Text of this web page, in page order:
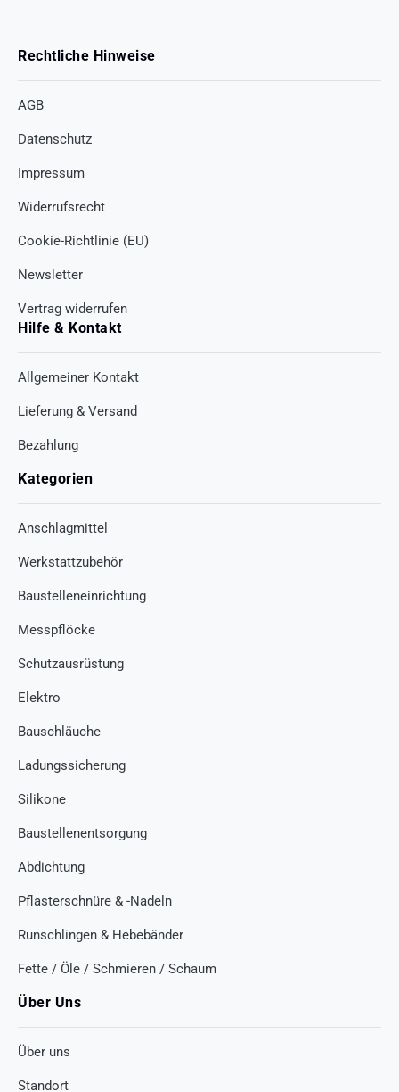
Rechtliche Hinweise
AGB
Datenschutz
Impressum
Widerrufsrecht
Cookie-Richtlinie (EU)
Newsletter
Vertrag widerrufen
Hilfe & Kontakt
Allgemeiner Kontakt
Lieferung & Versand
Bezahlung
Kategorien
Anschlagmittel
Werkstattzubehör
Baustelleneinrichtung
Messpflöcke
Schutzausrüstung
Elektro
Bauschläuche
Ladungssicherung
Silikone
Baustellenentsorgung
Abdichtung
Pflasterschnüre & -Nadeln
Runschlingen & Hebebänder
Fette / Öle / Schmieren / Schaum
Über Uns
Über uns
Standort